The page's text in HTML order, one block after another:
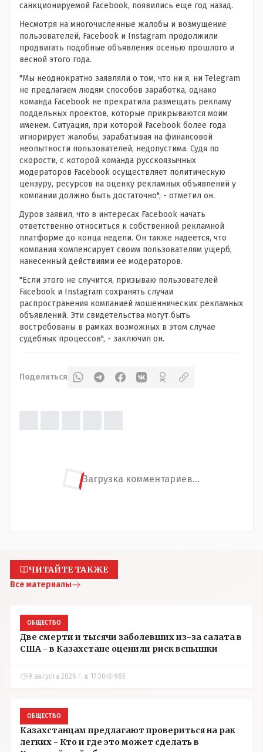
санкционируемой Facebook, появились еще год назад.
Несмотря на многочисленные жалобы и возмущение
пользователей, Facebook и Instagram продолжили
продвигать подобные объявления осенью прошлого и
весной этого года.
"Мы неоднократно заявляли о том, что ни я, ни Telegram
не предлагаем людям способов заработка, однако
команда Facebook не прекратила размещать рекламу
поддельных проектов, которые прикрываются моим
именем. Ситуация, при которой Facebook более года
игнорирует жалобы, зарабатывая на финансовой
неопытности пользователей, недопустима. Судя по
скорости, с которой команда русскоязычных
модераторов Facebook осуществляет политическую
цензуру, ресурсов на оценку рекламных объявлений у
компании должно быть достаточно", - отметил он.
Дуров заявил, что в интересах Facebook начать
ответственно относиться к собственной рекламной
платформе до конца недели. Он также надеется, что
компания компенсирует своим пользователям ущерб,
нанесенный действиями ее модераторов.
"Если этого не случится, призываю пользователей
Facebook и Instagram сохранять случаи
распространения компанией мошеннических рекламных
объявлений. Эти свидетельства могут быть
востребованы в рамках возможных в этом случае
судебных процессов", - заключил он.
Поделиться
Загрузка комментариев...
ЧИТАЙТЕ ТАКЖЕ
Все материалы
ОБЩЕСТВО
Две смерти и тысячи заболевших из-за салата в
США - в Казахстане оценили риск вспышки
9 августа 2026 г. в 17:30 965
ОБЩЕСТВО
Казахстанцам предлагают провериться на рак
легких - Кто и где это может сделать в